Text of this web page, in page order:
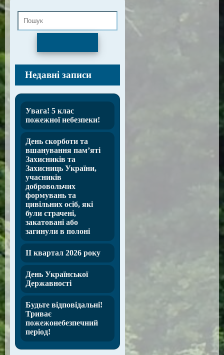
Недавні записи
Увага! 5 клас
пожежної небезпеки!
День скорботи та
вшанування пам’яті
Захисників та
Захисниць України,
учасників
добровольчих
формувань та
цивільних осіб, які
були страчені,
закатовані або
загинули в полоні
ІІ квартал 2026 року
День Української
Державності
Будьте відповідальні!
Триває
пожежонебезпечний
період!